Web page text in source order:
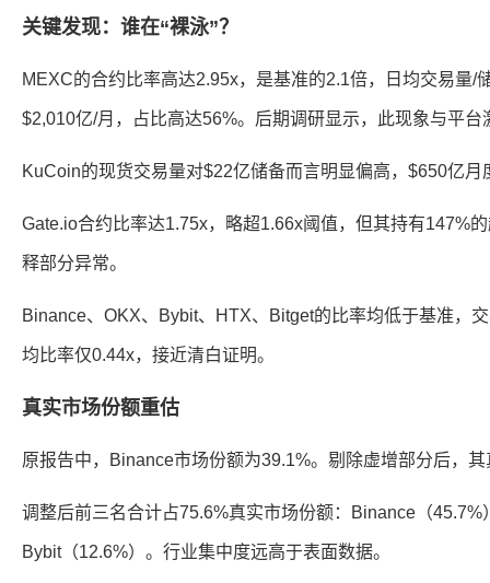
关键发现：谁在“裸泳”？
MEXC的合约比率高达2.95x，是基准的2.1倍，日均交易量/
$2,010亿/月，占比高达56%。后期调研显示，此现象与平台
KuCoin的现货交易量对$22亿储备而言明显偏高，$650亿
Gate.io合约比率达1.75x，略超1.66x阈值，但其持有147%
释部分异常。
Binance、OKX、Bybit、HTX、Bitget的比率均低于基准，
均比率仅0.44x，接近清白证明。
真实市场份额重估
原报告中，Binance市场份额为39.1%。剔除虚增部分后，
调整后前三名合计占75.6%真实市场份额：Binance（45.7%
Bybit（12.6%）。行业集中度远高于表面数据。